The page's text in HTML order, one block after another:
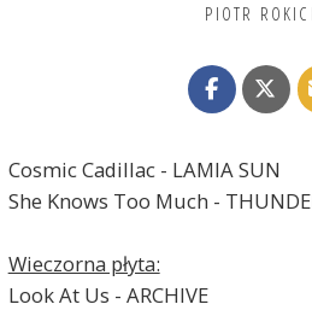
PIOTR
Cosmic Cadillac - LAMIA SUN
She Knows Too Much -
Wieczorna płyta:
Look At Us - ARCHIVE